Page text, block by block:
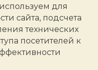
для
сайта, подсчета
технических
посетителей к